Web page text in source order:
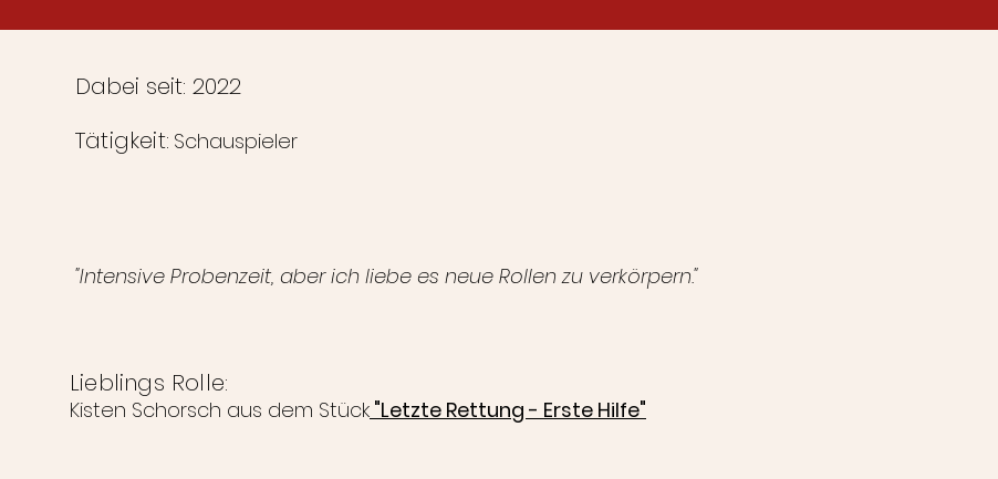
Dabei seit: 2022
Tätigkeit: Schauspieler
"Intensive Probenzeit, aber ich liebe es neue Rollen zu verkörpern."
Lieblings Rolle:
Kisten Schorsch aus dem Stück "Letzte Rettung - Erste Hilfe"